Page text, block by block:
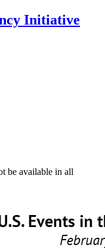
Initiative
be available in all